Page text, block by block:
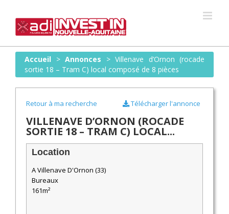
content
Accueil > Annonces > Villenave d’Ornon (rocade
sortie 18 – Tram C) local composé de 8 pièces
Retour à ma recherche
VILLENAVE D’ORNON (ROCADE
SORTIE 18 – TRAM C) LOCAL...
Télécharger l'annonce
Location
A Villenave D'Ornon (33)
Bureaux
161m²